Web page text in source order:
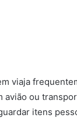
viaja
ou
itens